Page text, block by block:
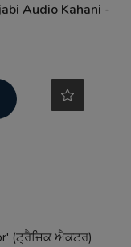
Audio Kahani -
(ਟ੍ਰੈਜਿਕ ਐਕਟਰ)